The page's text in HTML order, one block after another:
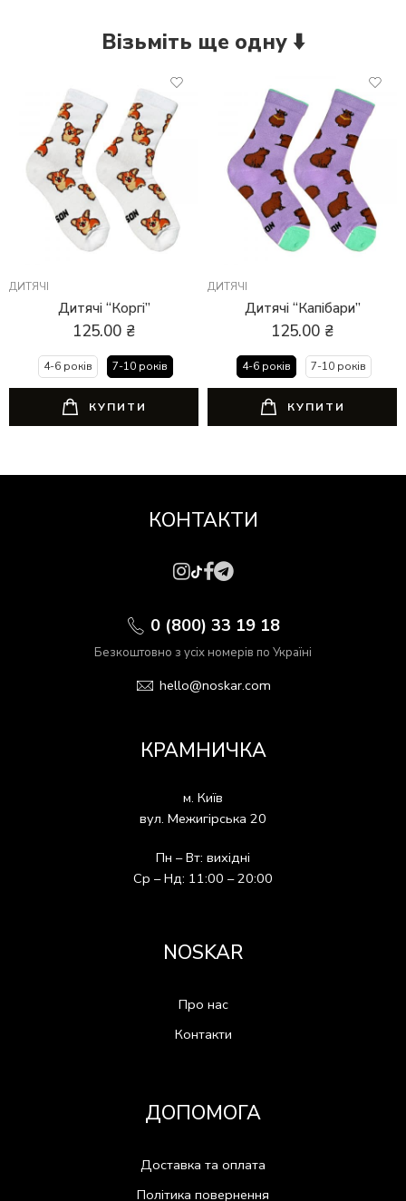
Візьміть ще одну ⬇️
ДИТЯЧІ
Дитячі “Коргі”
125.00 ₴
4-6 років 7-10 років
КУПИТИ
ДИТЯЧІ
Дитячі “Капібари”
125.00 ₴
4-6 років 7-10 років
КУПИТИ
КОНТАКТИ
0 (800) 33 19 18
Безкоштовно з усіх номерів по Україні
hello@noskar.com
КРАМНИЧКА
м. Київ
вул. Межигірська 20
Пн – Вт: вихідні
Ср – Нд: 11:00 – 20:00
NOSKAR
Про нас
Контакти
ДОПОМОГА
Доставка та оплата
Політика повернення